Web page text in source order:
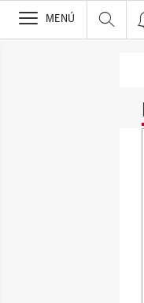
>
MENÚ